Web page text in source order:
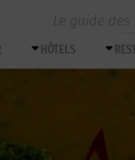
Le guide
HÔTELS